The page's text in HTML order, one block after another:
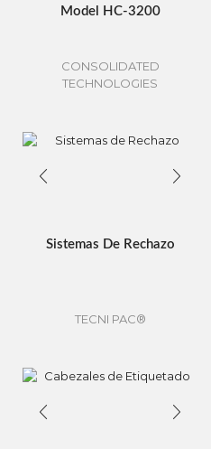
Model HC-3200
CONSOLIDATED
TECHNOLOGIES
Sistemas De Rechazo
TECNI PAC®